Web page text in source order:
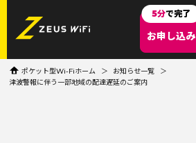
5分で完了
お申し込み
ポケット型Wi-Fiホーム
お知らせ一覧
津波警報に伴う一部地域の配達遅延のご案内